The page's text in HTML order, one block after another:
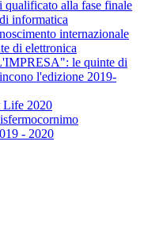
qualificato alla fase finale
informatica
internazionale
di elettronica
le quinte di
l'edizione 2019-
Life 2020
- 2020